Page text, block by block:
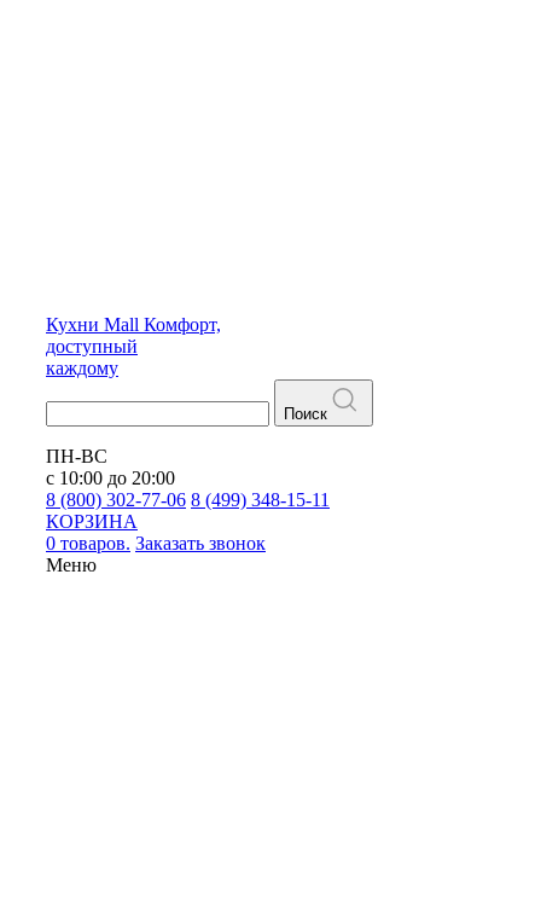
Кухни Mall Комфорт,
доступный
каждому
Поиск
ПН-ВС
с 10:00 до 20:00
8 (800) 302-77-06 8 (499) 348-15-11
КОРЗИНА
0 товаров. Заказать звонок
Меню